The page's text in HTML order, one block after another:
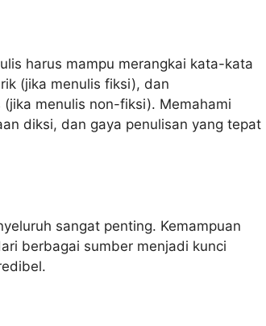
harus mampu merangkai kata-kata
(jika menulis fiksi), dan
menulis non-fiksi). Memahami
diksi, dan gaya penulisan yang tepat
sangat penting. Kemampuan
berbagai sumber menjadi kunci